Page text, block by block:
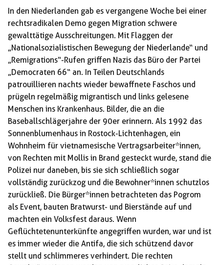
In den Niederlanden gab es vergangene Woche bei einer
rechtsradikalen Demo gegen Migration schwere
gewalttätige Ausschreitungen. Mit Flaggen der
„Nationalsozialistischen Bewegung der Niederlande“ und
„Remigrations“-Rufen griffen Nazis das Büro der Partei
„Democraten 66“ an. In Teilen Deutschlands
patrouillieren nachts wieder bewaffnete Faschos und
prügeln regelmäßig migrantisch und links gelesene
Menschen ins Krankenhaus. Bilder, die an die
Baseballschlägerjahre der 90er erinnern. Als 1992 das
Sonnenblumenhaus in Rostock-Lichtenhagen, ein
Wohnheim für vietnamesische Vertragsarbeiter*innen,
von Rechten mit Mollis in Brand gesteckt wurde, stand die
Polizei nur daneben, bis sie sich schließlich sogar
vollständig zurückzog und die Bewohner*innen schutzlos
zurückließ. Die Bürger*innen betrachteten das Pogrom
als Event, bauten Bratwurst- und Bierstände auf und
machten ein Volksfest daraus. Wenn
Geflüchtetenunterkünfte angegriffen wurden, war und ist
es immer wieder die Antifa, die sich schützend davor
stellt und schlimmeres verhindert. Die rechten